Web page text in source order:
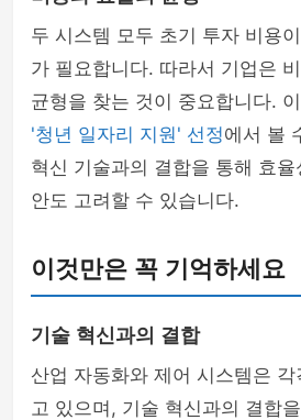
두 시스템 모두 초기 투자 비용
가 필요합니다. 따라서 기업은
균형을 찾는 것이 중요합니다.
'청년 일자리 지원' 선정에서 볼
혁신 기술과의 결합을 통해 효
안도 고려할 수 있습니다.
이것만은 꼭 기억하세요
기술 혁신과의 결합
산업 자동화와 제어 시스템은 각
고 있으며, 기술 혁신과의 결합